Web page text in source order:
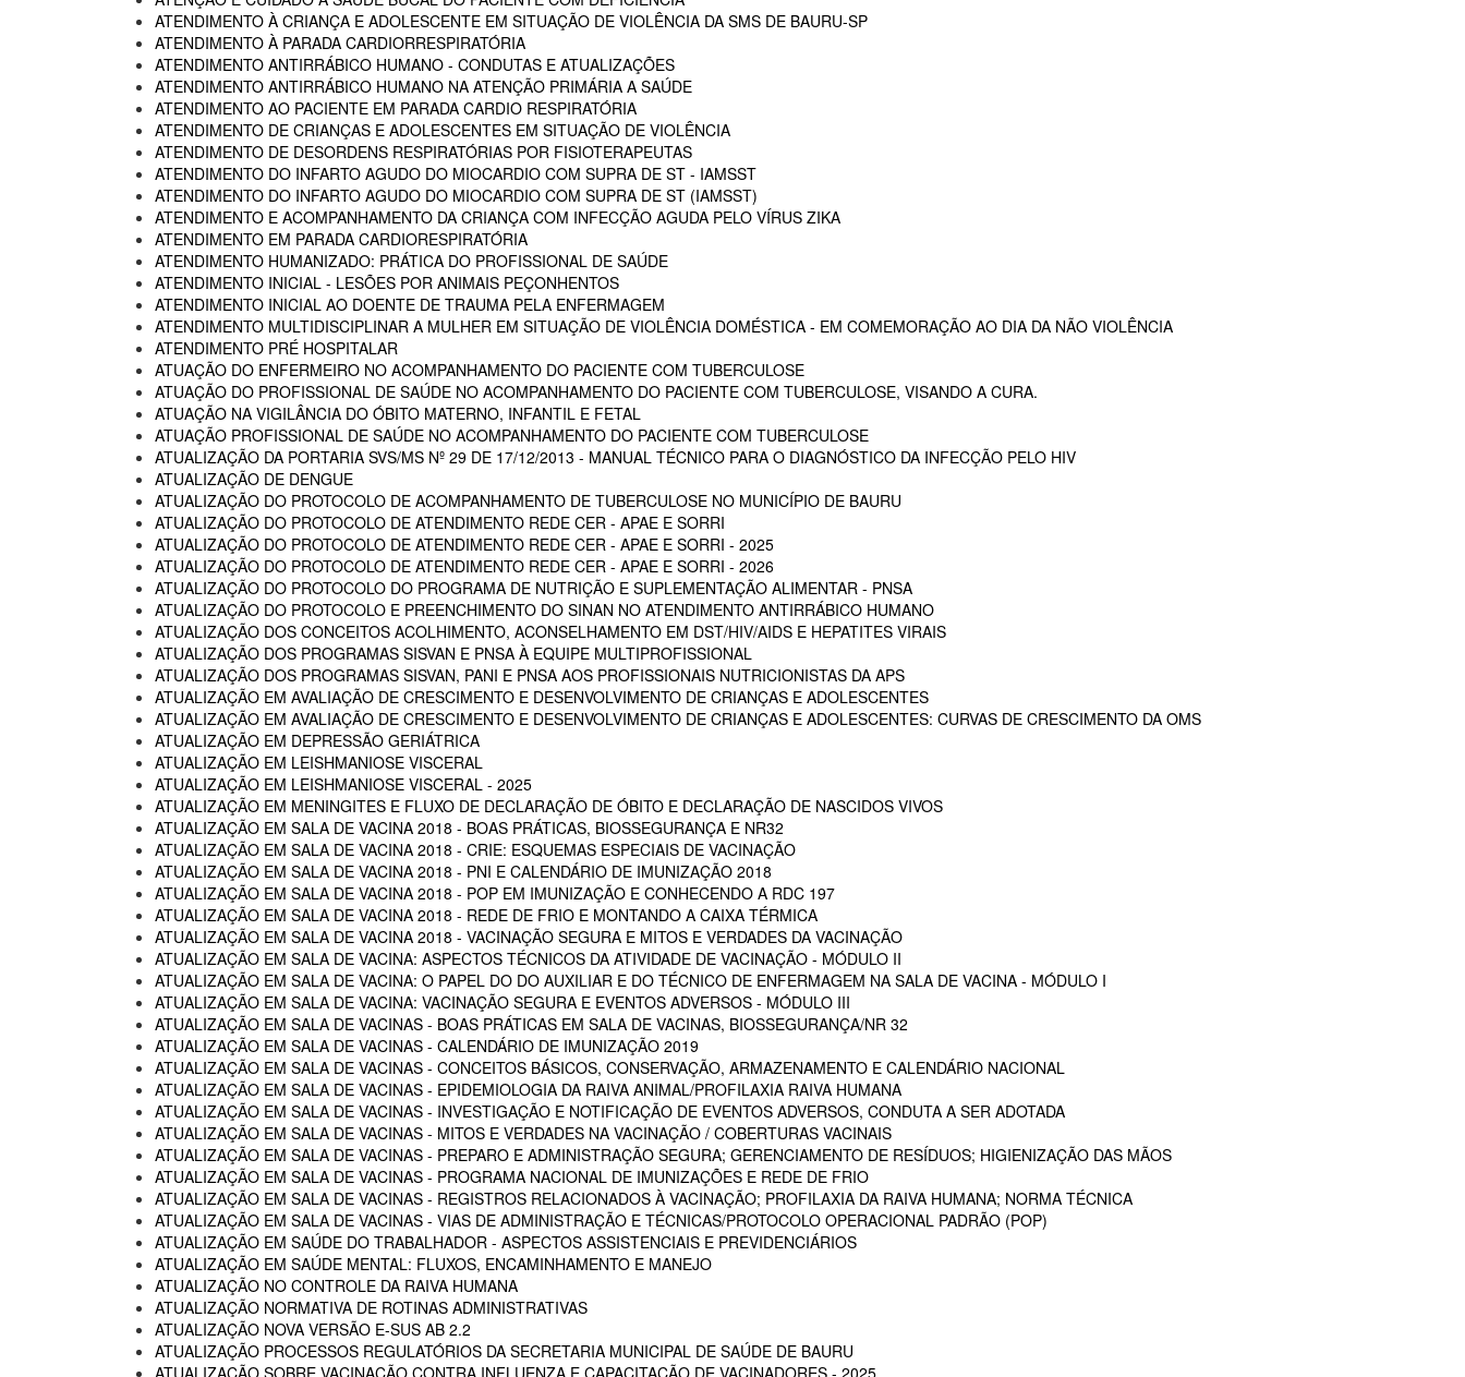
ATENDIMENTO À CRIANÇA E ADOLESCENTE EM SITUAÇÃO DE VIOLÊNCIA DA SMS DE BAURU-SP
ATENDIMENTO À PARADA CARDIORRESPIRATÓRIA
ATENDIMENTO ANTIRRÁBICO HUMANO - CONDUTAS E ATUALIZAÇÕES
ATENDIMENTO ANTIRRÁBICO HUMANO NA ATENÇÃO PRIMÁRIA A SAÚDE
ATENDIMENTO AO PACIENTE EM PARADA CARDIO RESPIRATÓRIA
ATENDIMENTO DE CRIANÇAS E ADOLESCENTES EM SITUAÇÃO DE VIOLÊNCIA
ATENDIMENTO DE DESORDENS RESPIRATÓRIAS POR FISIOTERAPEUTAS
ATENDIMENTO DO INFARTO AGUDO DO MIOCARDIO COM SUPRA DE ST - IAMSST
ATENDIMENTO DO INFARTO AGUDO DO MIOCARDIO COM SUPRA DE ST (IAMSST)
ATENDIMENTO E ACOMPANHAMENTO DA CRIANÇA COM INFECÇÃO AGUDA PELO VÍRUS ZIKA
ATENDIMENTO EM PARADA CARDIORESPIRATÓRIA
ATENDIMENTO HUMANIZADO: PRÁTICA DO PROFISSIONAL DE SAÚDE
ATENDIMENTO INICIAL - LESÕES POR ANIMAIS PEÇONHENTOS
ATENDIMENTO INICIAL AO DOENTE DE TRAUMA PELA ENFERMAGEM
ATENDIMENTO MULTIDISCIPLINAR A MULHER EM SITUAÇÃO DE VIOLÊNCIA DOMÉSTICA - EM COMEMORAÇÃO AO DIA DA NÃO VIOLÊNCIA
ATENDIMENTO PRÉ HOSPITALAR
ATUAÇÃO DO ENFERMEIRO NO ACOMPANHAMENTO DO PACIENTE COM TUBERCULOSE
ATUAÇÃO DO PROFISSIONAL DE SAÚDE NO ACOMPANHAMENTO DO PACIENTE COM TUBERCULOSE, VISANDO A CURA.
ATUAÇÃO NA VIGILÂNCIA DO ÓBITO MATERNO, INFANTIL E FETAL
ATUAÇÃO PROFISSIONAL DE SAÚDE NO ACOMPANHAMENTO DO PACIENTE COM TUBERCULOSE
ATUALIZAÇÃO DA PORTARIA SVS/MS Nº 29 DE 17/12/2013 - MANUAL TÉCNICO PARA O DIAGNÓSTICO DA INFECÇÃO PELO HIV
ATUALIZAÇÃO DE DENGUE
ATUALIZAÇÃO DO PROTOCOLO DE ACOMPANHAMENTO DE TUBERCULOSE NO MUNICÍPIO DE BAURU
ATUALIZAÇÃO DO PROTOCOLO DE ATENDIMENTO REDE CER - APAE E SORRI
ATUALIZAÇÃO DO PROTOCOLO DE ATENDIMENTO REDE CER - APAE E SORRI - 2025
ATUALIZAÇÃO DO PROTOCOLO DE ATENDIMENTO REDE CER - APAE E SORRI - 2026
ATUALIZAÇÃO DO PROTOCOLO DO PROGRAMA DE NUTRIÇÃO E SUPLEMENTAÇÃO ALIMENTAR - PNSA
ATUALIZAÇÃO DO PROTOCOLO E PREENCHIMENTO DO SINAN NO ATENDIMENTO ANTIRRÁBICO HUMANO
ATUALIZAÇÃO DOS CONCEITOS ACOLHIMENTO, ACONSELHAMENTO EM DST/HIV/AIDS E HEPATITES VIRAIS
ATUALIZAÇÃO DOS PROGRAMAS SISVAN E PNSA À EQUIPE MULTIPROFISSIONAL
ATUALIZAÇÃO DOS PROGRAMAS SISVAN, PANI E PNSA AOS PROFISSIONAIS NUTRICIONISTAS DA APS
ATUALIZAÇÃO EM AVALIAÇÃO DE CRESCIMENTO E DESENVOLVIMENTO DE CRIANÇAS E ADOLESCENTES
ATUALIZAÇÃO EM AVALIAÇÃO DE CRESCIMENTO E DESENVOLVIMENTO DE CRIANÇAS E ADOLESCENTES: CURVAS DE CRESCIMENTO DA OMS
ATUALIZAÇÃO EM DEPRESSÃO GERIÁTRICA
ATUALIZAÇÃO EM LEISHMANIOSE VISCERAL
ATUALIZAÇÃO EM LEISHMANIOSE VISCERAL - 2025
ATUALIZAÇÃO EM MENINGITES E FLUXO DE DECLARAÇÃO DE ÓBITO E DECLARAÇÃO DE NASCIDOS VIVOS
ATUALIZAÇÃO EM SALA DE VACINA 2018 - BOAS PRÁTICAS, BIOSSEGURANÇA E NR32
ATUALIZAÇÃO EM SALA DE VACINA 2018 - CRIE: ESQUEMAS ESPECIAIS DE VACINAÇÃO
ATUALIZAÇÃO EM SALA DE VACINA 2018 - PNI E CALENDÁRIO DE IMUNIZAÇÃO 2018
ATUALIZAÇÃO EM SALA DE VACINA 2018 - POP EM IMUNIZAÇÃO E CONHECENDO A RDC 197
ATUALIZAÇÃO EM SALA DE VACINA 2018 - REDE DE FRIO E MONTANDO A CAIXA TÉRMICA
ATUALIZAÇÃO EM SALA DE VACINA 2018 - VACINAÇÃO SEGURA E MITOS E VERDADES DA VACINAÇÃO
ATUALIZAÇÃO EM SALA DE VACINA: ASPECTOS TÉCNICOS DA ATIVIDADE DE VACINAÇÃO - MÓDULO II
ATUALIZAÇÃO EM SALA DE VACINA: O PAPEL DO DO AUXILIAR E DO TÉCNICO DE ENFERMAGEM NA SALA DE VACINA - MÓDULO I
ATUALIZAÇÃO EM SALA DE VACINA: VACINAÇÃO SEGURA E EVENTOS ADVERSOS - MÓDULO III
ATUALIZAÇÃO EM SALA DE VACINAS - BOAS PRÁTICAS EM SALA DE VACINAS, BIOSSEGURANÇA/NR 32
ATUALIZAÇÃO EM SALA DE VACINAS - CALENDÁRIO DE IMUNIZAÇÃO 2019
ATUALIZAÇÃO EM SALA DE VACINAS - CONCEITOS BÁSICOS, CONSERVAÇÃO, ARMAZENAMENTO E CALENDÁRIO NACIONAL
ATUALIZAÇÃO EM SALA DE VACINAS - EPIDEMIOLOGIA DA RAIVA ANIMAL/PROFILAXIA RAIVA HUMANA
ATUALIZAÇÃO EM SALA DE VACINAS - INVESTIGAÇÃO E NOTIFICAÇÃO DE EVENTOS ADVERSOS, CONDUTA A SER ADOTADA
ATUALIZAÇÃO EM SALA DE VACINAS - MITOS E VERDADES NA VACINAÇÃO / COBERTURAS VACINAIS
ATUALIZAÇÃO EM SALA DE VACINAS - PREPARO E ADMINISTRAÇÃO SEGURA; GERENCIAMENTO DE RESÍDUOS; HIGIENIZAÇÃO DAS MÃOS
ATUALIZAÇÃO EM SALA DE VACINAS - PROGRAMA NACIONAL DE IMUNIZAÇÕES E REDE DE FRIO
ATUALIZAÇÃO EM SALA DE VACINAS - REGISTROS RELACIONADOS À VACINAÇÃO; PROFILAXIA DA RAIVA HUMANA; NORMA TÉCNICA
ATUALIZAÇÃO EM SALA DE VACINAS - VIAS DE ADMINISTRAÇÃO E TÉCNICAS/PROTOCOLO OPERACIONAL PADRÃO (POP)
ATUALIZAÇÃO EM SAÚDE DO TRABALHADOR - ASPECTOS ASSISTENCIAIS E PREVIDENCIÁRIOS
ATUALIZAÇÃO EM SAÚDE MENTAL: FLUXOS, ENCAMINHAMENTO E MANEJO
ATUALIZAÇÃO NO CONTROLE DA RAIVA HUMANA
ATUALIZAÇÃO NORMATIVA DE ROTINAS ADMINISTRATIVAS
ATUALIZAÇÃO NOVA VERSÃO E-SUS AB 2.2
ATUALIZAÇÃO PROCESSOS REGULATÓRIOS DA SECRETARIA MUNICIPAL DE SAÚDE DE BAURU
ATUALIZAÇÃO SOBRE VACINAÇÃO CONTRA INFLUENZA E CAPACITAÇÃO DE VACINADORES - 2025